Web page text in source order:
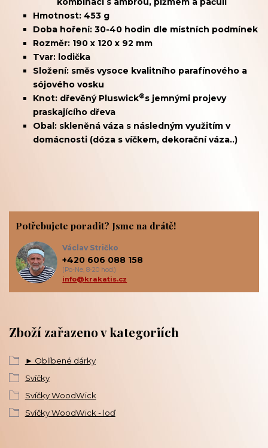
Hmotnost: 453 g
Doba hoření: 30-40 hodin dle místních podmínek
Rozměr: 190 x 120 x 92 mm
Tvar: lodička
Složení: směs vysoce kvalitního parafínového a
sójového vosku
Knot: dřevěný Pluswick®s jemnými projevy
praskajícího dřeva
Obal: skleněná váza s následným využitím v
domácnosti (dóza s víčkem, dekorační váza..)
Zboží zařazeno v kategoriích
► Oblíbené dárky
Svíčky
Svíčky WoodWick
Svíčky WoodWick - loď
Potřebujete poradit? Jsme na drátě!
Václav Stričko
+420 606 088 158
(Po-Ne, 8-20 hod.)
info@krakatis.cz